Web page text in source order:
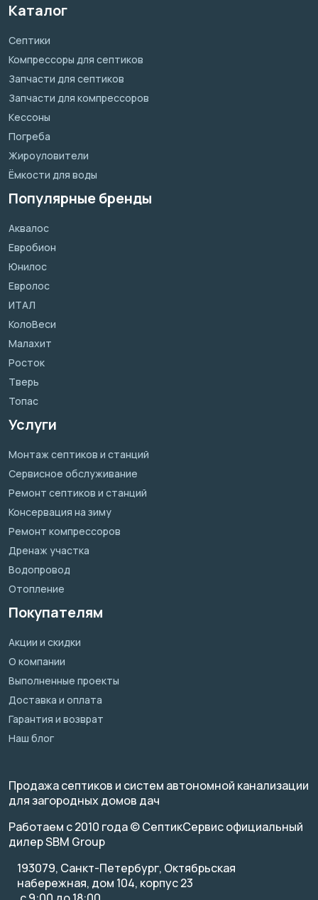
Каталог
Септики
Компрессоры для септиков
Запчасти для септиков
Запчасти для компрессоров
Кессоны
Погреба
Жироуловители
Ёмкости для воды
Популярные бренды
Аквалос
Евробион
Юнилос
Евролос
ИТАЛ
КолоВеси
Малахит
Росток
Тверь
Топас
Услуги
Монтаж септиков и станций
Сервисное обслуживание
Ремонт септиков и станций
Консервация на зиму
Ремонт компрессоров
Дренаж участка
Водопровод
Отопление
Покупателям
Акции и скидки
О компании
Выполненные проекты
Доставка и оплата
Гарантия и возврат
Наш блог
Продажа септиков и систем автономной канализации
для загородных домов дач
Работаем с 2010 года © СептикСервис официальный
дилер SBM Group
193079, Санкт-Петербург, Октябрьская
набережная, дом 104, корпус 23